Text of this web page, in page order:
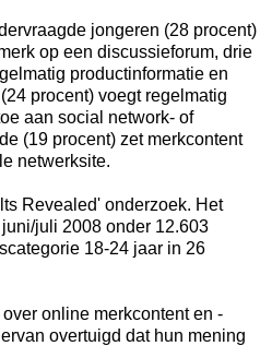
jongeren (28 procent)
op een discussieforum, drie
productinformatie en
procent) voegt regelmatig
aan social network- of
(19 procent) zet merkcontent
netwerksite.
Revealed' onderzoek. Het
juli 2008 onder 12.603
18-24 jaar in 26
online merkcontent en -
overtuigd dat hun mening